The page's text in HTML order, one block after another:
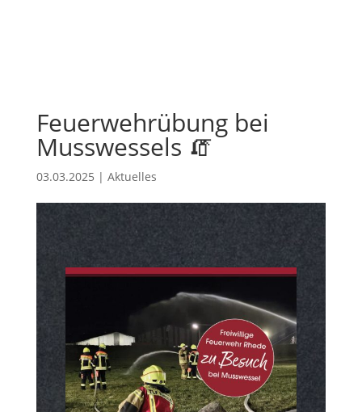
Feuerwehrübung bei
Musswessels 🧯
03.03.2025 | Aktuelles